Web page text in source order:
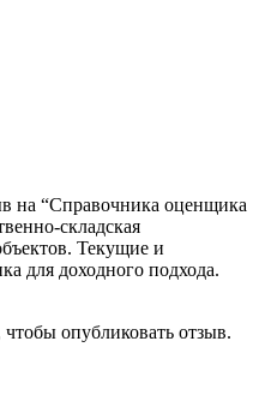
на “Справочника оценщика
складская
Текущие и
для доходного подхода.
чтобы опубликовать отзыв.